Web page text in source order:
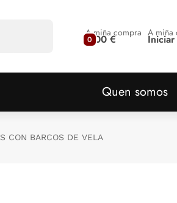
0
A miña compra
0,00 € A miña
Quen somos
CON BARCOS DE VELA